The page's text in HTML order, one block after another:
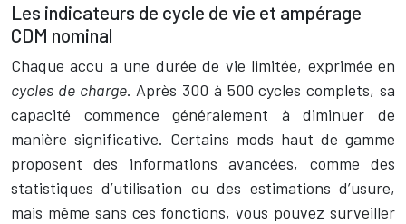
Les indicateurs de cycle de vie et ampérage
CDM nominal
Chaque accu a une durée de vie limitée, exprimée en
cycles de charge. Après 300 à 500 cycles complets, sa
capacité commence généralement à diminuer de
manière significative. Certains mods haut de gamme
proposent des informations avancées, comme des
statistiques d’utilisation ou des estimations d’usure,
mais même sans ces fonctions, vous pouvez surveiller